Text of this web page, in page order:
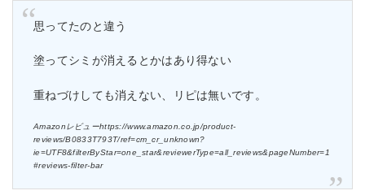
思ってたのと違う
塗ってシミが消えるとかはあり得ない
重ねづけしても消えない、リピは無いです。
Amazonレビューhttps://www.amazon.co.jp/product-
reviews/B0833T793T/ref=cm_cr_unknown?
ie=UTF8&filterByStar=one_star&reviewerType=all_reviews&pageNumber=1
#reviews-filter-bar